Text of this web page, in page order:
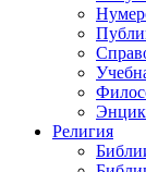
Религия